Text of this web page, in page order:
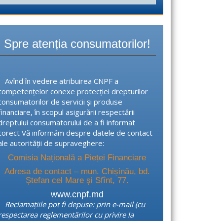
Spre atenția consumatorilor!
Avînd în vedere atribuirea CNPF a
conexe protecției drepturilor
de servicii și produse
în scopul asigurării respectării
consumatorului de a fi informat
Vă informăm despre datele de contact
autorității de supraveghere:
Comisia Națională a Pieței Financiare
Adresa de contact – mun. Chișinău, bd.
Ștefan cel Mare și Sfînt, 77.
www.cnpf.md
Reclamațiile pot fi depuse: prin e-mail (cu
reglementărilor cu privire la